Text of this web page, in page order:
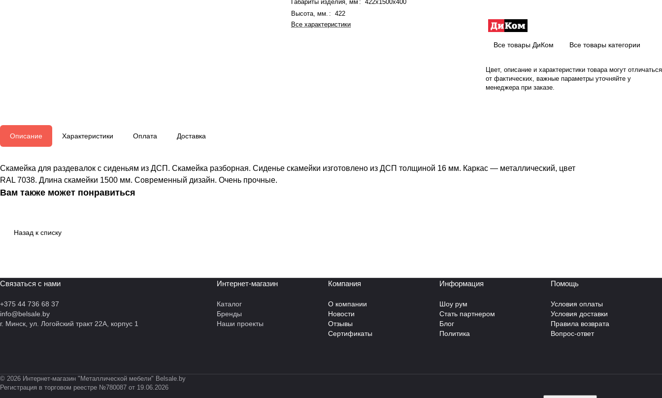
Габариты изделия, мм :
422x1500x400
Высота, мм. :
422
Все характеристики
Все товары ДиКом Все товары категории
Цвет, описание и характеристики товара могут отличаться
от фактических, важные параметры уточняйте у
менеджера при заказе.
Описание Характеристики Оплата Доставка
Скамейка для раздевалок с сиденьям из ДСП. Скамейка разборная. Сиденье скамейки изготовлено из ДСП толщиной 16 мм. Каркас — металлический, цвет
RAL 7038. Длина скамейки 1500 мм. Современный дизайн. Очень прочные.
Вам также может понравиться
Назад к списку
Связаться с нами
+375 44 736 68 37
info@belsale.by
г. Минск, ул. Логойский тракт 22А, корпус 1
Интернет-магазин
Каталог
Бренды
Наши проекты
Компания
О компании
Новости
Отзывы
Сертификаты
Информация
Шоу рум
Стать партнером
Блог
Политика
Помощь
Условия оплаты
Условия доставки
Правила возврата
Вопрос-ответ
© 2026 Интернет-магазин "Металлической мебели" Belsale.by
Регистрация в торговом реестре №780087 от 19.06.2026